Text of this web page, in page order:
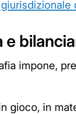
impone,
gioco, in